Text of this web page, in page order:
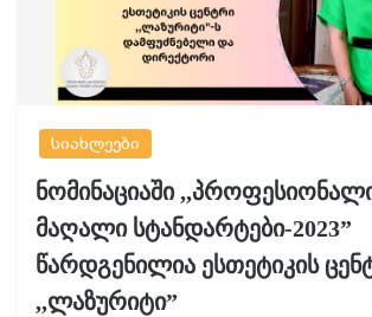
სიახლეები
ნომინაციაში
მაღალი სტანდარტები-2023”
წარდგენილია ესთეტიკის
,,ლაზურიტი”